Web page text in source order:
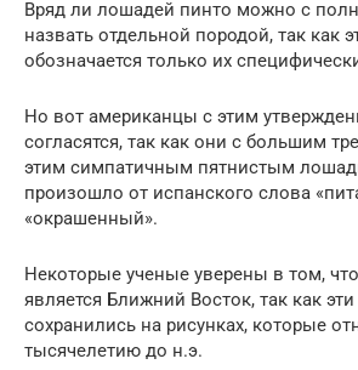
Вряд ли лошадей пинто можно с
назвать отдельной породой, так как
обозначается только их
Но вот американцы с этим
согласятся, так как они с большим
этим симпатичным пятнистым
произошло от испанского слова
«окрашенный».
Некоторые ученые уверены в том,
является Ближний Восток, так как
сохранились на рисунках, которые
тысячелетию до н.э.